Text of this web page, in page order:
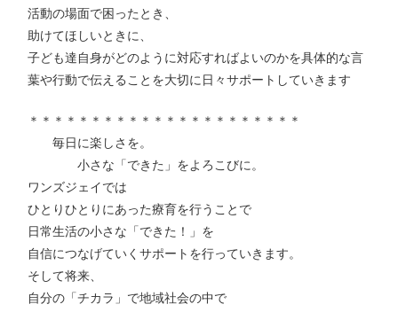
活動の場面で困ったとき、
助けてほしいときに、
子ども達自身がどのように対応すればよいのかを具体的な言
葉や行動で伝えることを大切に日々サポートしていきます
＊＊＊＊＊＊＊＊＊＊＊＊＊＊＊＊＊＊＊＊＊＊
毎日に楽しさを。
小さな「できた」をよろこびに。
ワンズジェイでは
ひとりひとりにあった療育を行うことで
日常生活の小さな「できた！」を
自信につなげていくサポートを行っていきます。
そして将来、
自分の「チカラ」で地域社会の中で